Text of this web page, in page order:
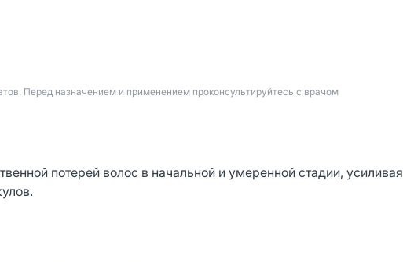
Перед назначением и применением проконсультируйтесь с врачом
потерей волос в начальной и умеренной стадии, усиливая